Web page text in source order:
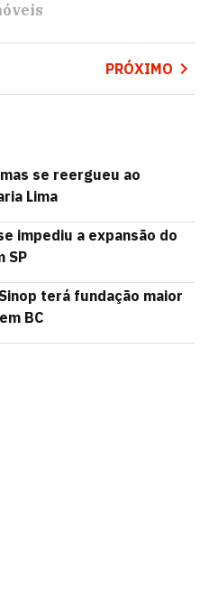
PRÓXIMO
se reergueu ao
Lima
impediu a expansão do
SP
terá fundação maior
BC